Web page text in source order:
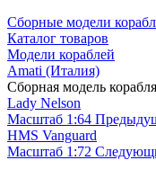
Сборные модели
Каталог товаров
Модели кораблей
Amati (Италия)
Сборная модель
Lady Nelson
Масштаб 1:64
HMS Vanguard
Масштаб 1:72